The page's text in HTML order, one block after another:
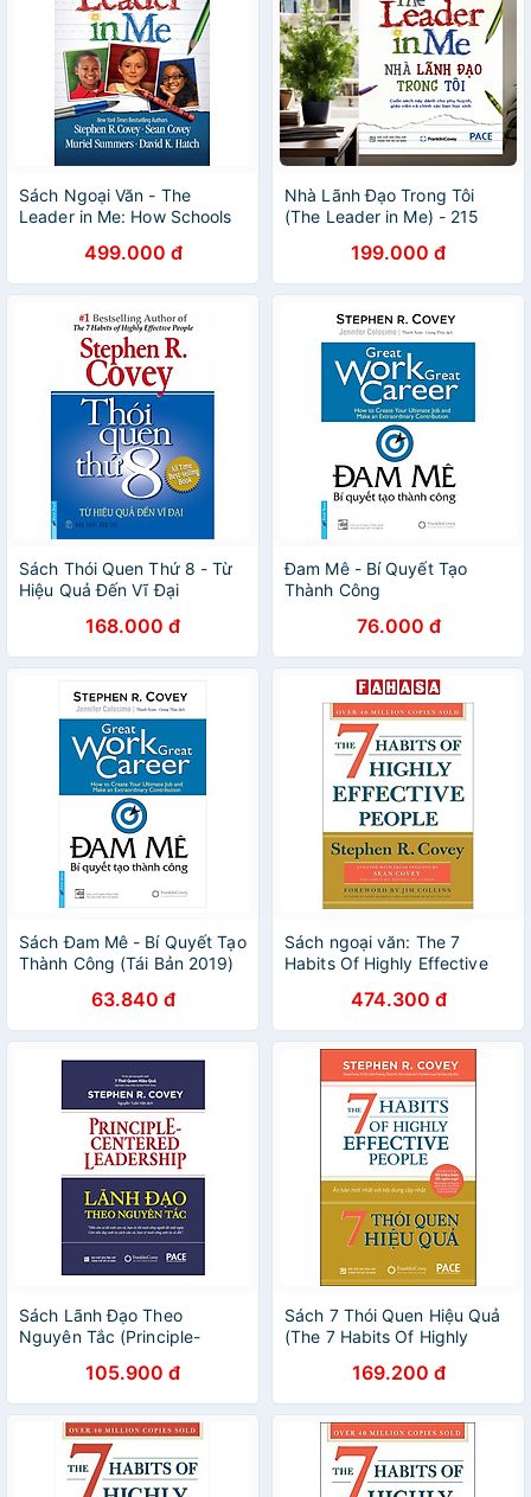
Sách Ngoại Văn - The
Leader in Me: How Schools
Inspiring Greatness, One
Child at a Time
499.000 đ
Nhà Lãnh Đạo Trong Tôi
(The Leader in Me) - 215
199.000 đ
Sách Thói Quen Thứ 8 - Từ
Hiệu Quả Đến Vĩ Đại
168.000 đ
Đam Mê - Bí Quyết Tạo
Thành Công
76.000 đ
Sách Đam Mê - Bí Quyết Tạo
Thành Công (Tái Bản 2019)
63.840 đ
Sách ngoại văn: The 7
Habits Of Highly Effective
474.300 đ
Sách Lãnh Đạo Theo
Nguyên Tắc (Principle-
Stephen R. Covey - PACE
Books
105.900 đ
Sách 7 Thói Quen Hiệu Quả
(The 7 Habits Of Highly
R. Covey - PACE Books
169.200 đ